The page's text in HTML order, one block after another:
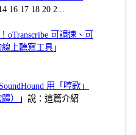
16 17 18 20 2...
oTranscribe 可調速、可
上聽寫工具 」
SoundHound 用「哼歌」
）
」說：這篇介紹